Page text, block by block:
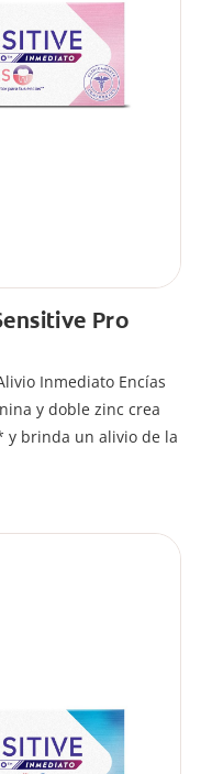
Pro
Inmediato Encías
y doble zinc crea
y brinda un alivio de la